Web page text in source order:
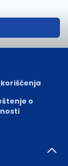
korišćenja
o